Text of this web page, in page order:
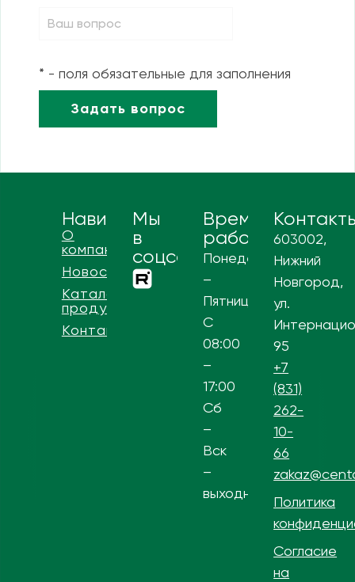
* - поля обязательные для заполнения
Навигация
О
компании
Новости
Каталог
продукции
Контакты
Мы
в
соцсетях
Время
работы
Понедельник
–
Пятница
С
08:00
–
17:00
Сб
–
Вск
–
выходной
603002,
Нижний
Новгород,
ул.
95
+7
(831)
262-
10-
66
Политика
Согласие
на